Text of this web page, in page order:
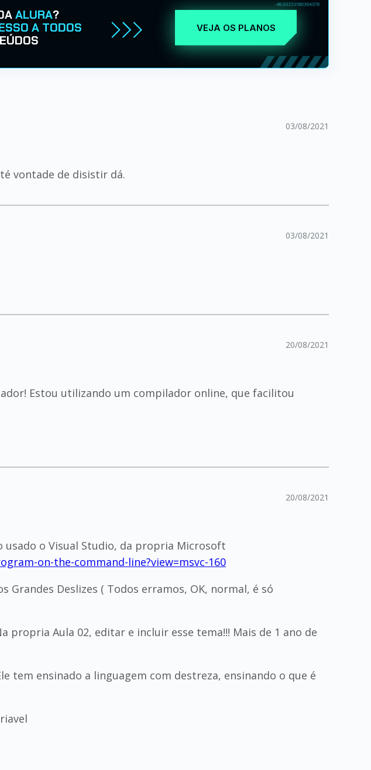
ALURA?
A TODOS
VEJA OS PLANOS
03/08/2021
vontade de disistir dá.
03/08/2021
20/08/2021
Estou utilizando um compilador online, que facilitou
20/08/2021
usado o Visual Studio, da propria Microsoft
on-the-command-line?view=msvc-160
Deslizes ( Todos erramos, OK, normal, é só
propria Aula 02, editar e incluir esse tema!!! Mais de 1 ano de
tem ensinado a linguagem com destreza, ensinando o que é